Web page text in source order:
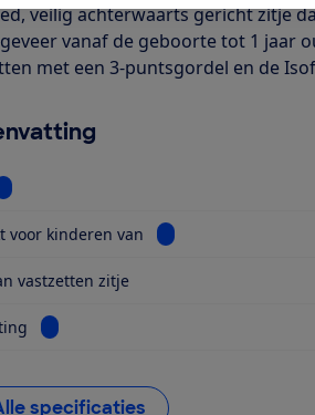
veilig achterwaarts gericht zitje
vanaf de geboorte tot 1 jaar
met een 3-puntsgordel en de
informatie voor Soort
voor kinderen van Bekijk informatie
vastzetten zitje
Bekijk informatie voor Kijkrichting
specificaties